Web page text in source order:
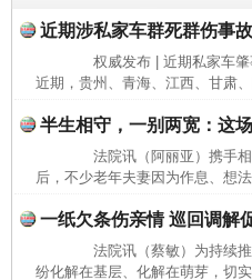
近期涉私家车群死群伤事
权威发布 | 近期私家车肇
近期，贵州、青海、江西、甘肃
半生相守，一别两宽：这
法院讯（阿丽亚）携手相
后，不少老年夫妻因为作息、想
一纸欠条伤亲情 巡回调解
法院讯（蔡敏）为持续推
纷化解在基层、化解在萌芽，切